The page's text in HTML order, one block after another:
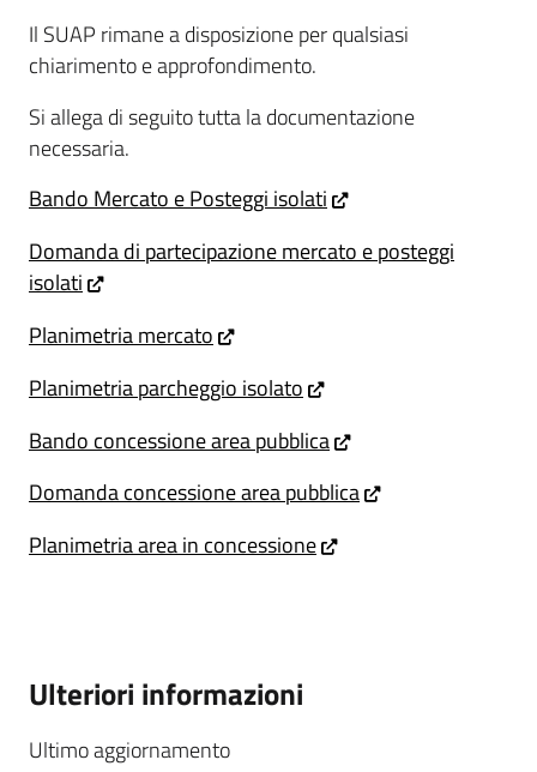
Il SUAP rimane a disposizione per qualsiasi
chiarimento e approfondimento.
Si allega di seguito tutta la documentazione
necessaria.
Bando Mercato e Posteggi isolati
Domanda di partecipazione mercato e posteggi
isolati
Planimetria mercato
Planimetria parcheggio isolato
Bando concessione area pubblica
Domanda concessione area pubblica
Planimetria area in concessione
Ulteriori informazioni
Ultimo aggiornamento